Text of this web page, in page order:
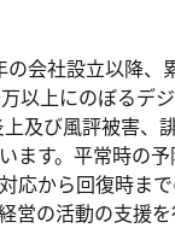
の会社設立以降、
以上にのぼるデ
及び風評被害、
ます。平常時の予
応から回復時ま
営の活動の支援